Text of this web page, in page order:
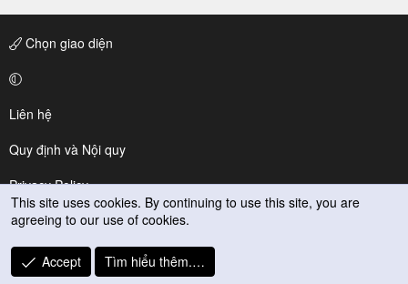
Chọn giao diện
Liên hệ
Quy định và Nội quy
Privacy Policy
Trợ giúp
R
S
This site uses cookies. By continuing to use this site, you are
agreeing to our use of cookies.
Accept Tìm hiểu thêm.…